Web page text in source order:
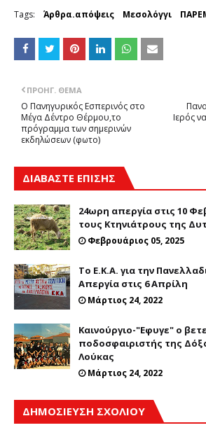
Tags: Άρθρα.απόψεις Μεσολόγγι
Ιερός
ΠΡΟΗΓ. ΘΈΜΑ
Ο Πανηγυρικός Εσπερινός στο
Μέγα Δέντρο Θέρμου,το
πρόγραμμα των σημερινών
εκδηλώσεων (φωτο)
ΔΙΑΒΑΣΤΕ ΕΠΙΣΗΣ
24ωρη απεργία στις 10
τους Κτηνιάτρους της
Φεβρουάριος 05, 2025
Το Ε.Κ.Α. για την
Απεργία στις 6 Απρίλη
Μάρτιος 24, 2022
Καινούργιο-"Εφυγε" ο
ποδοσφαιριστής της
Λούκας
Μάρτιος 24, 2022
ΔΗΜΟΣΊΕΥΣΗ ΣΧΟΛΊΟΥ